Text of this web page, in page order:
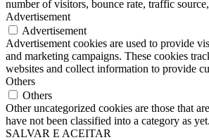
number of visitors, bounce rate, traffic
Advertisement
Advertisement
Advertisement cookies are used to provide
and marketing campaigns. These cookies
websites and collect information to provide
Others
Others
Other uncategorized cookies are those that
have not been classified into a category as yet.
SALVAR E ACEITAR